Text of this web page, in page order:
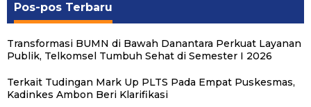
Pos-pos Terbaru
Transformasi BUMN di Bawah Danantara Perkuat Layanan
Publik, Telkomsel Tumbuh Sehat di Semester I 2026
Terkait Tudingan Mark Up PLTS Pada Empat Puskesmas,
Kadinkes Ambon Beri Klarifikasi